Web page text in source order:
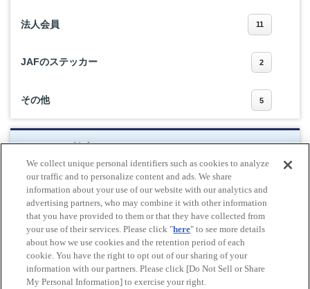
法人会員 11
JAFのステッカー 2
その他 5
キーワード検索
検索する
Do Not Sell or Share My Personal Information
© All rights reserved. JAF
We collect unique personal identifiers such as cookies to analyze
our traffic and to personalize content and ads. We share
information about your use of our website with our analytics and
advertising partners, who may combine it with other information
that you have provided to them or that they have collected from
your use of their services. Please click "here" to see more details
about how we use cookies and the retention period of each
cookie. You have the right to opt out of our sharing of your
information with our partners. Please click [Do Not Sell or Share
My Personal Information] to exercise your right.